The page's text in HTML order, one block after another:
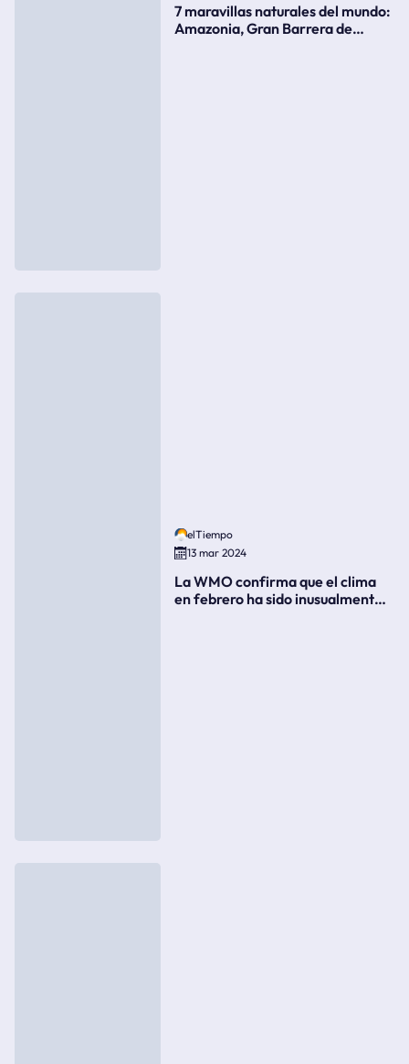
7 maravillas naturales del mundo:
Amazonia, Gran Barrera de
elTiempo
13 mar 2024
La WMO confirma que el clima
en febrero ha sido inusualmente